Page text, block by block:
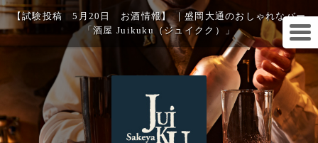
【試験投稿 5月20日 お酒情報】 ｜盛岡大通のおしゃれなバー
「酒屋 Juikuku（ジュイクク）」